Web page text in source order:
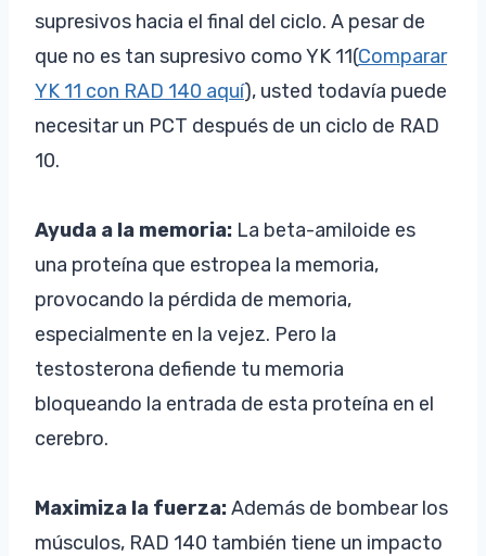
supresivos hacia el final del ciclo. A pesar de
que no es tan supresivo como YK 11(Comparar
YK 11 con RAD 140 aquí), usted todavía puede
necesitar un PCT después de un ciclo de RAD
10.
Ayuda a la memoria: La beta-amiloide es
una proteína que estropea la memoria,
provocando la pérdida de memoria,
especialmente en la vejez. Pero la
testosterona defiende tu memoria
bloqueando la entrada de esta proteína en el
cerebro.
Maximiza la fuerza:Además de bombear los
músculos, RAD 140 también tiene un impacto